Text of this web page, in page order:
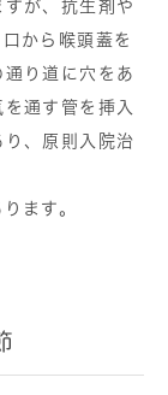
が、抗生剤や
から喉頭蓋を
り道に穴をあ
通す管を挿入
、原則入院治
ます。